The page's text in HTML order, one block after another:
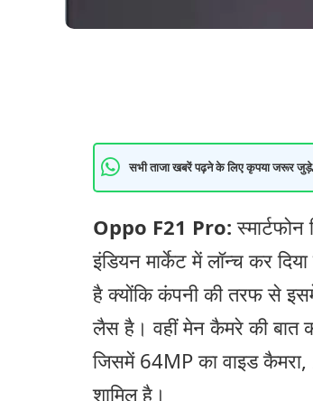
सभी ताजा खबरें पढ़ने के लिए कृपया जरूर
Oppo F21 Pro:
इंडियन मार्केट में लॉन्च कर
है क्योंकि कंपनी की तरफ से
लैस है। वहीं मेन कैमरे की बात
जिसमें 64MP का वाइड
शामिल है।